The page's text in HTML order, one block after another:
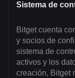
Sistema de
Bitget cuenta
y socios de
sistema de
activos y los
creación, Bitget